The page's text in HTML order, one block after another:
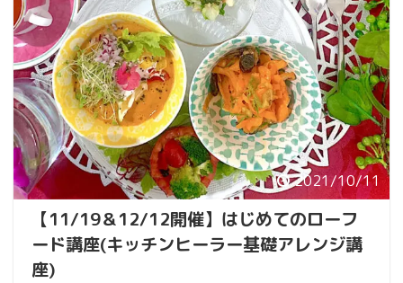
2021/10/11
【11/19＆12/12開催】はじめてのローフ
ード講座(キッチンヒーラー基礎アレンジ講
座)